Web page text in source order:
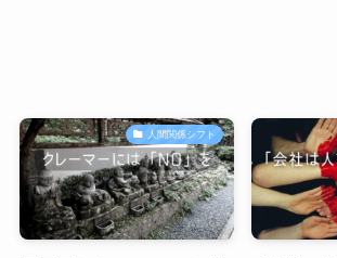
人間関係シフト